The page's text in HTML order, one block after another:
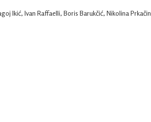
Ikić, Ivan Raffaelli, Boris Barukčić, Nikolina Prkačin